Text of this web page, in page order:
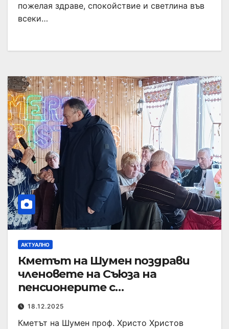
пожелая здраве, спокойствие и светлина във
всеки…
АКТУАЛНО
Кметът на Шумен поздрави
членовете на Съюза на
пенсионерите с
настъпващите коледни
празници
18.12.2025
Кметът на Шумен проф. Христо Христов